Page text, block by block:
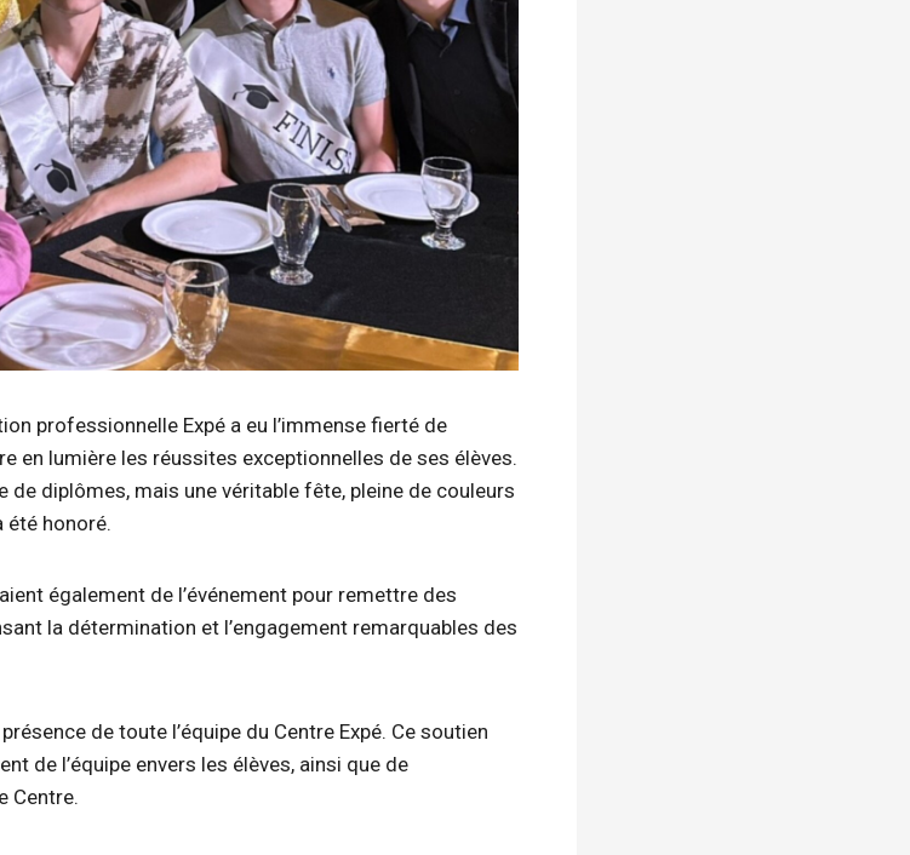
professionnelle Expé a eu l’immense fierté de
en lumière les réussites exceptionnelles de ses élèves.
de diplômes, mais une véritable fête, pleine de couleurs
été honoré.
également de l’événement pour remettre des
la détermination et l’engagement remarquables des
de toute l’équipe du Centre Expé. Ce soutien
de l’équipe envers les élèves, ainsi que de
Centre.